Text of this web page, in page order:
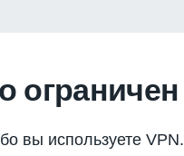
ограничен
вы используете VPN.